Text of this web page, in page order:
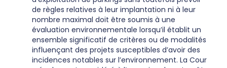
de règles relatives à leur implantation ni à leur
nombre maximal doit être soumis à une
évaluation environnementale lorsqu’il établit un
ensemble significatif de critères ou de modalités
influençant des projets susceptibles d’avoir des
incidences notables sur l’environnement. La Cour